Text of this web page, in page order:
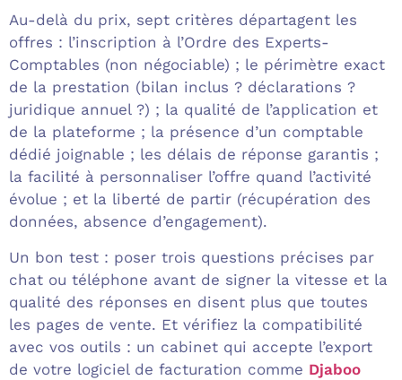
Au-delà du prix, sept critères départagent les
offres : l’inscription à l’Ordre des Experts-
Comptables (non négociable) ; le périmètre exact
de la prestation (bilan inclus ? déclarations ?
juridique annuel ?) ; la qualité de l’application et
de la plateforme ; la présence d’un comptable
dédié joignable ; les délais de réponse garantis ;
la facilité à personnaliser l’offre quand l’activité
évolue ; et la liberté de partir (récupération des
données, absence d’engagement).
Un bon test : poser trois questions précises par
chat ou téléphone avant de signer la vitesse et la
qualité des réponses en disent plus que toutes
les pages de vente. Et vérifiez la compatibilité
avec vos outils : un cabinet qui accepte l’export
de votre logiciel de facturation comme Djaboo